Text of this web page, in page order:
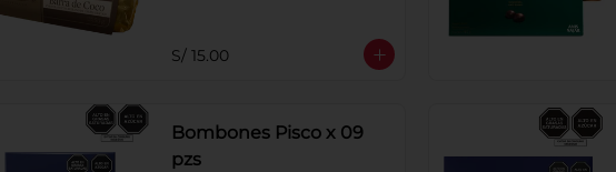
S/ 15.00
Bombones Pisco x 09
pzs